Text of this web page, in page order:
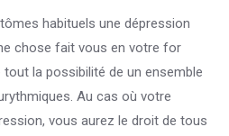
habituels une dépression
chose fait vous en votre for
la possibilité de un ensemble
Au cas où votre
vous aurez le droit de tous